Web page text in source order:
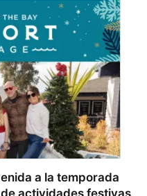
a la temporada
actividades festivas